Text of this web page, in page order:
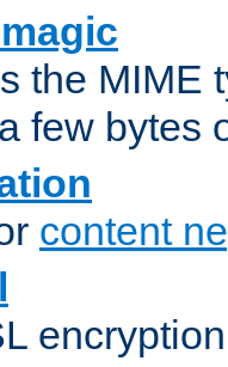
the MIME
few bytes
content